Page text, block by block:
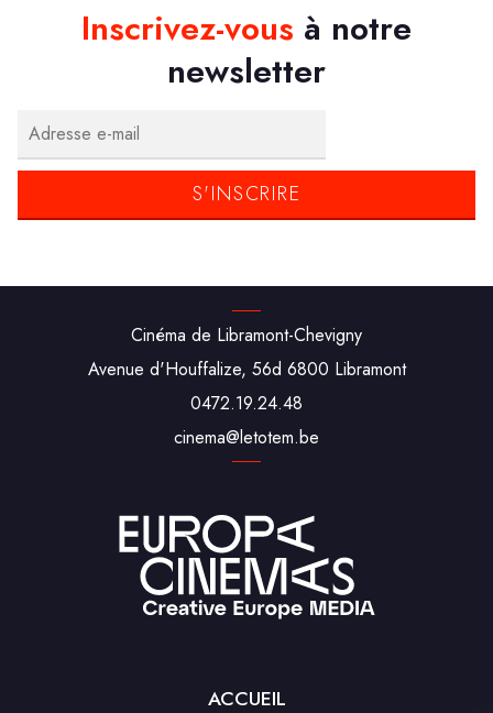
Inscrivez-vous à notre
newsletter
Cinéma de Libramont-Chevigny
Avenue d'Houffalize, 56d 6800 Libramont
0472.19.24.48
cine‌ma‌@‌leto‌tem.be
ACCUEIL